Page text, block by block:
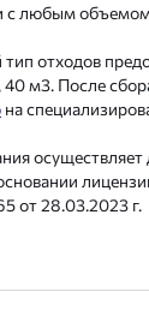
с любым
отходов
м3. После
на
осуществляет
от 28.03.2023 г.